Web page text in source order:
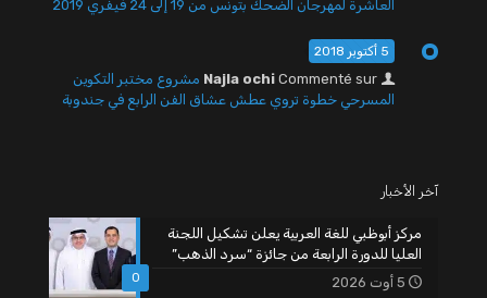
العاشرة لمهرجان الضحك بتونس من 19 إلى 24 فيفري 2019
5 أكتوبر 2018
Najla ochi Commenté sur
مشروع مختبر التكوين
المسرحي خطوة تروي عطش عشاق الفن الرابع في جندوبة
آخر الأخبار
0
مركز أبوظبي للغة العربية يعلن تشكيل اللجنة
العليا للدورة الرابعة من جائزة “سرد الذهب”
5 أوت 2026